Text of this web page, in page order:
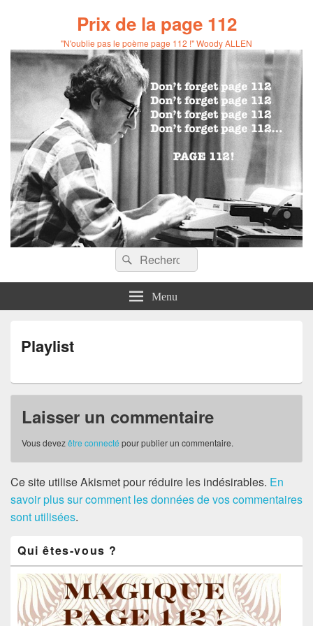
Prix de la page 112
"N'oublie pas le poème page 112 !" Woody ALLEN
Recherche :
Rechercher
Menu
Playlist
Laisser un commentaire
Vous devezêtre connecté pour publier un commentaire.
Ce site utilise Akismet pour réduire les indésirables. En
savoir plus sur comment les données de vos commentaires
sont utilisées.
principale
de
widget
pour
barre
Qui êtes-vous ?